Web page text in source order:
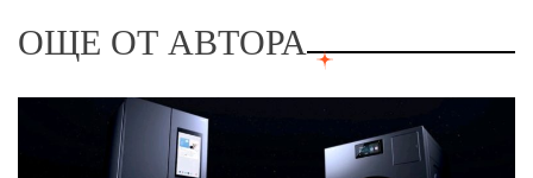
ОЩЕ ОТ АВТОРА